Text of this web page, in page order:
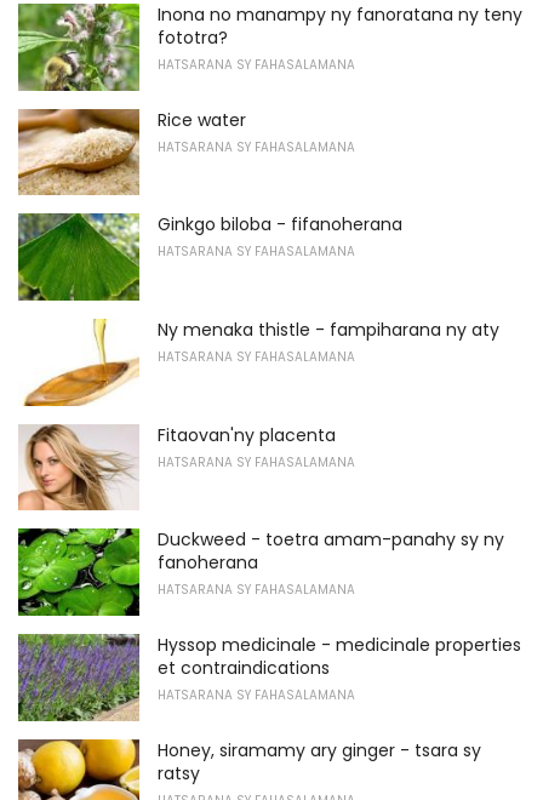
Inona no manampy ny fanoratana ny teny
fototra?
HATSARANA SY FAHASALAMANA
Rice water
HATSARANA SY FAHASALAMANA
Ginkgo biloba - fifanoherana
HATSARANA SY FAHASALAMANA
Ny menaka thistle - fampiharana ny aty
HATSARANA SY FAHASALAMANA
Fitaovan'ny placenta
HATSARANA SY FAHASALAMANA
Duckweed - toetra amam-panahy sy ny
fanoherana
HATSARANA SY FAHASALAMANA
Hyssop medicinale - medicinale properties
et contraindications
HATSARANA SY FAHASALAMANA
Honey, siramamy ary ginger - tsara sy
ratsy